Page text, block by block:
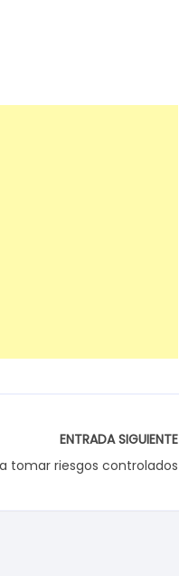
ENTRADA SIGUIENTE
tomar riesgos controlados